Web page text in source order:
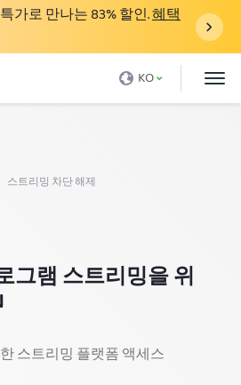
가로 만나는83%할인.혜택
KO
스트리밍 차단 해제
그램 스트리밍을 위
스트리밍 플랫폼 액세스